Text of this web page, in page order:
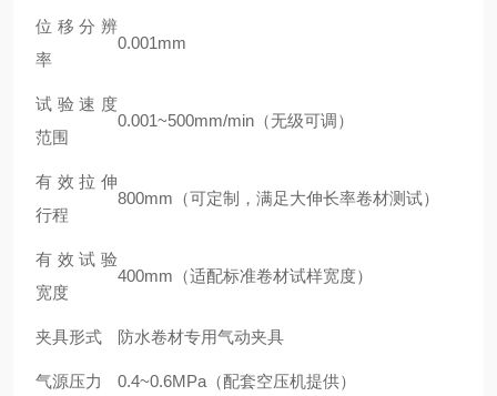
位移分辨
率
0.001mm
试验速度
范围
0.001~500mm/min（无级可调）
有效拉伸
行程
800mm（可定制，满足大伸长率卷材测试）
有效试验
宽度
400mm（适配标准卷材试样宽度）
夹具形式 防水卷材专用气动夹具
气源压力 0.4~0.6MPa（配套空压机提供）